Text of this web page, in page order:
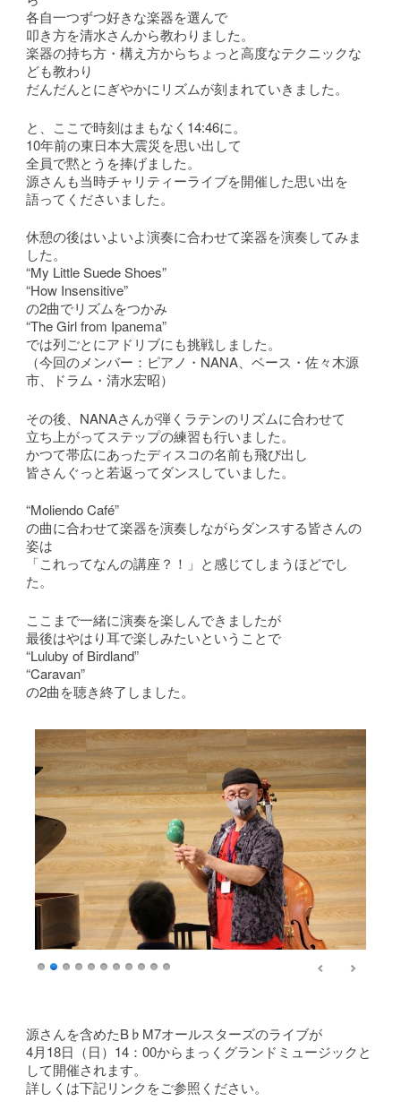
各自一つずつ好きな楽器を選んで
叩き方を清水さんから教わりました。
楽器の持ち方・構え方からちょっと高度なテクニックな
ども教わり
だんだんとにぎやかにリズムが刻まれていきました。
と、ここで時刻はまもなく14:46に。
10年前の東日本大震災を思い出して
全員で黙とうを捧げました。
源さんも当時チャリティーライブを開催した思い出を
語ってくださいました。
休憩の後はいよいよ演奏に合わせて楽器を演奏してみま
した。
“My Little Suede Shoes”
“How Insensitive”
の2曲でリズムをつかみ
“The Girl from Ipanema”
では列ごとにアドリブにも挑戦しました。
（今回のメンバー：ピアノ・NANA、ベース・佐々木源
市、ドラム・清水宏昭）
その後、NANAさんが弾くラテンのリズムに合わせて
立ち上がってステップの練習も行いました。
かつて帯広にあったディスコの名前も飛び出し
皆さんぐっと若返ってダンスしていました。
“Moliendo Café”
の曲に合わせて楽器を演奏しながらダンスする皆さんの
姿は
「これってなんの講座？！」と感じてしまうほどでし
た。
ここまで一緒に演奏を楽しんできましたが
最後はやはり耳で楽しみたいということで
“Luluby of Birdland”
“Caravan”
の2曲を聴き終了しました。
源さんを含めたB♭M7オールスターズのライブが
4月18日（日）14：00からまっくグランドミュージックと
して開催されます。
詳しくは下記リンクをご参照ください。